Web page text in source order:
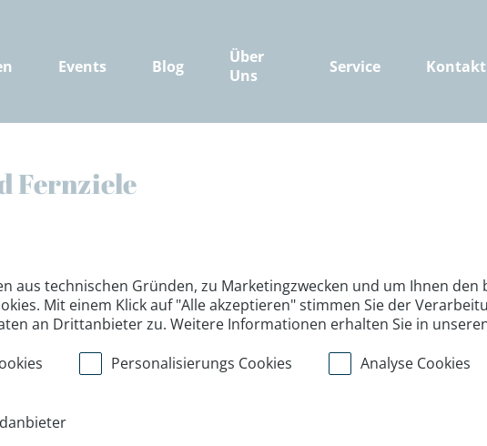
Events Blog
Über
Uns
Service Kontakt
Fernziele
aus technischen Gründen, zu Marketingzwecken und um Ihnen den
Mit einem Klick auf "Alle akzeptieren" stimmen Sie der
an Drittanbieter zu. Weitere Informationen erhalten Sie in
Personalisierungs Cookies Analyse Cookies